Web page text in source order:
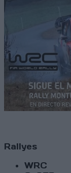
Rallyes
WRC